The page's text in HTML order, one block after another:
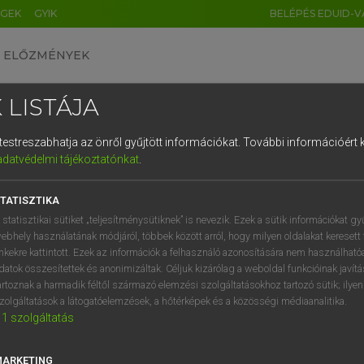
GYIK BELÉPÉS EDUID-
ELŐZMÉNYEK
egyetemes nagyszótár
VAN ELŐFIZETÉSED?
megtekintéséhez.
LISTÁJA
az önről gyűjtött információkat. További információért
tájékoztatónkat.
statisztikai sütiket „teljesítménysütiknek” is nevezik. Ezek a sütik információkat
használatának módjáról, többek között arról, hogy milyen oldalakat keresett
kattintott. Ezek az információk a felhasználó azonosítására nem
összesítettek és anonimizáltak. Céljuk kizárólag a weboldal funkcióinak
a harmadik féltől származó elemzési szolgáltatásokhoz tartozó sütik;
a látogatóelemzések, a hőtérképek és a közösségi médiaanalitika.
1 szolgáltatás
DE CN FR ES IT NL
1 2 3 4 5 6 7 8 9
q w e r t z u i
a s d f g h j k l é
í y x c v b n m , .